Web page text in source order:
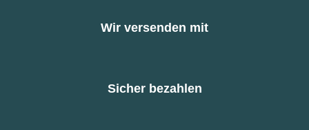
Wir versenden mit
Sicher bezahlen